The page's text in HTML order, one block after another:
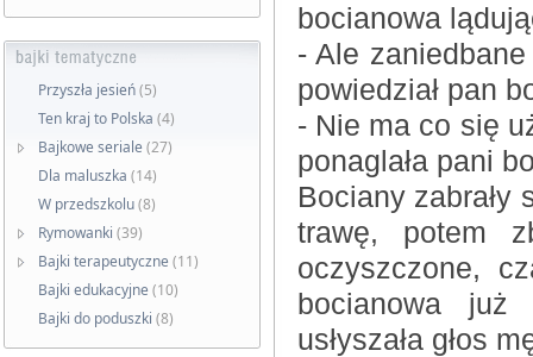
Przyszła jesień(5)
Ten kraj to Polska (4)
Bajkowe seriale (27)
Dla maluszka (14)
W przedszkolu(8)
Rymowanki (39)
Bajki terapeutyczne (11)
Bajki edukacyjne (10)
Bajki do poduszki (8)
bocianowa
- Ale
powiedział pan
- Nie ma co się
ponaglała pani
Bociany zabrały
trawę, potem
oczyszczone,
bocianowa
usłyszała głos